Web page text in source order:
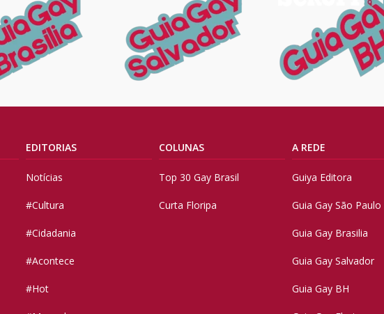
EDITORIAS
Notícias
#Cultura
#Cidadania
#Acontece
#Hot
COLUNAS
Top 30 Gay Brasil
Curta Floripa
A REDE
Guiya Editora
Guia Gay São Paulo
Guia Gay Brasilia
Guia Gay Salvador
Guia Gay BH